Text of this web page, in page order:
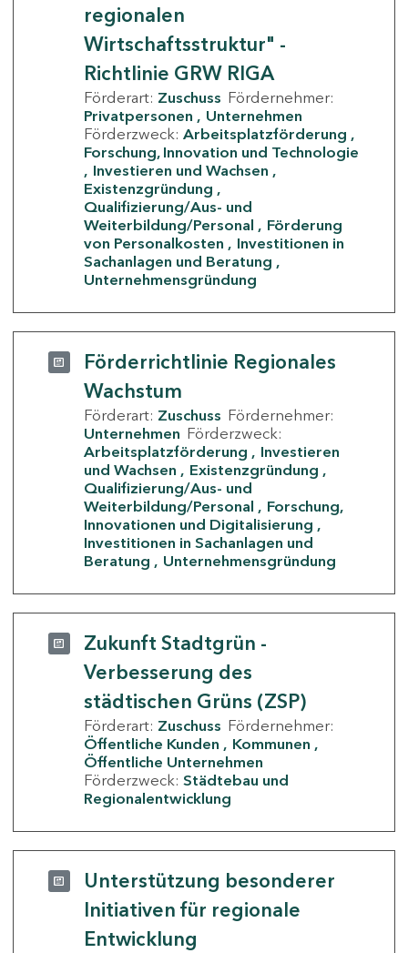
regionalen
Wirtschaftsstruktur" -
Richtlinie GRW RIGA
Förderart: Zuschuss Fördernehmer:
Privatpersonen
Unternehmen
Förderzweck: Arbeitsplatzförderung
Forschung, Innovation und Technologie
Investieren und Wachsen
Existenzgründung
Qualifizierung/Aus- und
Weiterbildung/Personal
Förderung
von Personalkosten
Investitionen in
Sachanlagen und Beratung
Unternehmensgründung
Förderrichtlinie Regionales
Wachstum
Förderart: Zuschuss Fördernehmer:
Unternehmen Förderzweck:
Arbeitsplatzförderung
Investieren
und Wachsen
Existenzgründung
Qualifizierung/Aus- und
Weiterbildung/Personal
Forschung,
Innovationen und Digitalisierung
Investitionen in Sachanlagen und
Beratung
Unternehmensgründung
Zukunft Stadtgrün -
Verbesserung des
städtischen Grüns (ZSP)
Förderart: Zuschuss Fördernehmer:
Öffentliche Kunden
Kommunen
Öffentliche Unternehmen
Förderzweck: Städtebau und
Regionalentwicklung
Unterstützung besonderer
Initiativen für regionale
Entwicklung